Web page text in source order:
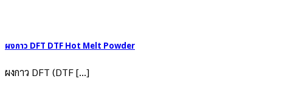
ผงกาว DFT DTF Hot Melt Powder
ผงกาว DFT (DTF [...]